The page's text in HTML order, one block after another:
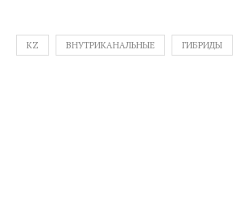
KZ ВНУТРИКАНАЛЬНЫЕ ГИБРИДЫ